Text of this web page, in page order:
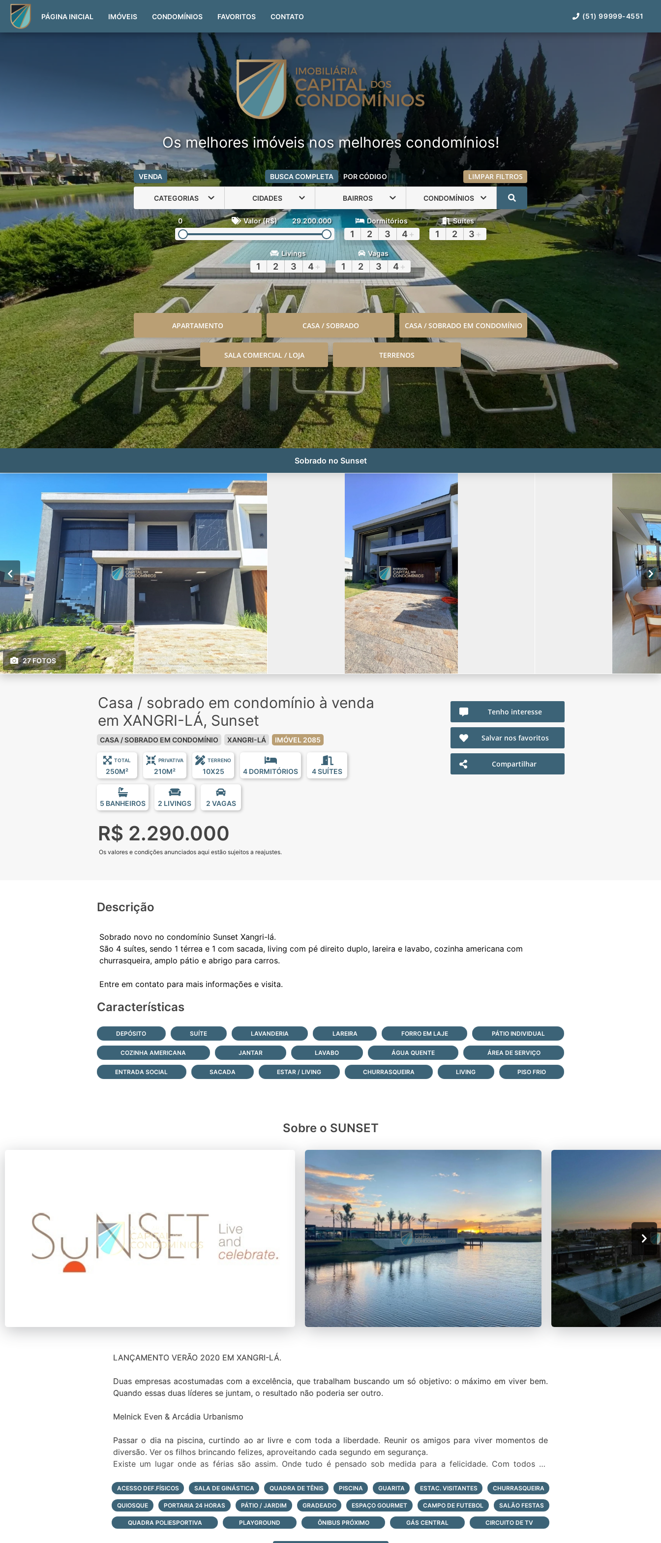
PÁGINA INICIAL IMÓVEIS CONDOMÍNIOS FAVORITOS CONTATO (51) 99999-4551
Os melhores imóveis nos melhores condomínios!
VENDA BUSCA COMPLETA POR CÓDIGO LIMPAR FILTROS
CATEGORIAS CIDADES BAIRROS CONDOMÍNIOS
0 Valor (R$) 29.200.000 Dormitórios
1 2 3 4 +
Suítes
1 2 3 +
Livings
1 2 3 4 +
Vagas
1 2 3 4 +
APARTAMENTO CASA / SOBRADO CASA / SOBRADO EM CONDOMÍNIO
SALA COMERCIAL / LOJA TERRENOS
Sobrado no Sunset
27 FOTOS
Casa / sobrado em condomínio à venda
em XANGRI-LÁ, Sunset
CASA / SOBRADO EM CONDOMÍNIO XANGRI-LÁ IMÓVEL 2085
TOTAL
250M²
PRIVATIVA
210M²
TERRENO
10X25 4 DORMITÓRIOS 4 SUÍTES
5 BANHEIROS 2 LIVINGS 2 VAGAS
R$ 2.290.000
Os valores e condições anunciados aqui estão sujeitos a reajustes.
Tenho interesse
Salvar nos favoritos
Compartilhar
Descrição
Sobrado novo no condomínio Sunset Xangri-lá.
São 4 suítes, sendo 1 térrea e 1 com sacada, living com pé direito duplo, lareira e lavabo, cozinha americana com
churrasqueira, amplo pátio e abrigo para carros.
Características
DEPÓSITO SUÍTE LAVANDERIA LAREIRA FORRO EM LAJE PÁTIO INDIVIDUAL
COZINHA AMERICANA JANTAR LAVABO ÁGUA QUENTE ÁREA DE SERVIÇO
ENTRADA SOCIAL SACADA ESTAR / LIVING CHURRASQUEIRA LIVING PISO FRIO
Sobre o SUNSET
LANÇAMENTO VERÃO 2020 EM XANGRI-LÁ.
Duas empresas acostumadas com a excelência, que trabalham buscando um só objetivo: o máximo em viver bem.
Quando essas duas líderes se juntam, o resultado não poderia ser outro.
Melnick Even & Arcádia Urbanismo
Passar o dia na piscina, curtindo ao ar livre e com toda a liberdade. Reunir os amigos para viver momentos de
diversão. Ver os filhos brincando felizes, aproveitando cada segundo em segurança.
Existe um lugar onde as férias são assim. Onde tudo é pensado sob medida para a felicidade. Com todos os
Bem vindo ao SUNSET.
Condomínio fechado de terrenos
ACESSO DEF.FÍSICOS SALA DE GINÁSTICA QUADRA DE TÊNIS PISCINA GUARITA ESTAC. VISITANTES CHURRASQUEIRA
QUIOSQUE PORTARIA 24 HORAS PÁTIO / JARDIM GRADEADO ESPAÇO GOURMET CAMPO DE FUTEBOL SALÃO FESTAS
QUADRA POLIESPORTIVA PLAYGROUND ÔNIBUS PRÓXIMO GÁS CENTRAL CIRCUITO DE TV